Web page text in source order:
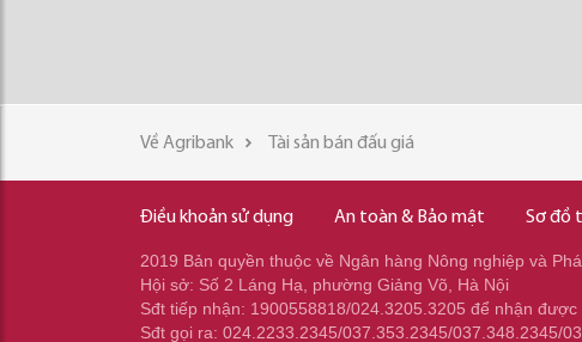
Về Agribank Tài sản bán đấu giá
Điều khoản sử dụng An toàn & Bảo mật Sơ đồ
2019 Bản quyền thuộc về Ngân hàng Nông nghiệp và
Hội sở: Số 2 Láng Hạ, phường Giảng Võ, Hà Nội
Sđt tiếp nhận: 1900558818/024.3205.3205 để nhận
Sđt gọi ra: 024.2233.2345/037.353.2345/037.348.2345/